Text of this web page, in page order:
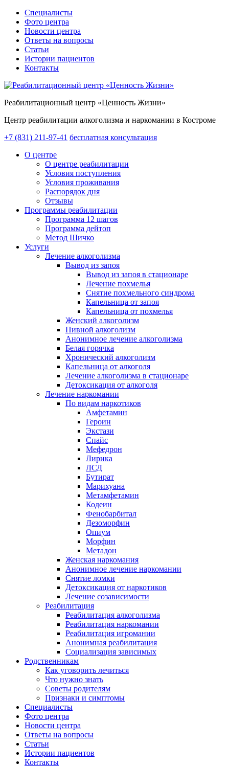
Специалисты
Фото центра
Новости центра
Ответы на вопросы
Статьи
Истории пациентов
Контакты
Реабилитационный центр «Ценность Жизни»
Центр реабилитации алкоголизма и наркомании в Костроме
+7 (831) 211-97-41 бесплатная консультация
О центре
О центре реабилитации
Условия поступления
Условия проживания
Распорядок дня
Отзывы
Программы реабилитации
Программа 12 шагов
Программа дейтоп
Метод Шичко
Услуги
Лечение алкоголизма
Вывод из запоя
Вывод из запоя в стационаре
Лечение похмелья
Снятие похмельного синдрома
Капельница от запоя
Капельница от похмелья
Женский алкоголизм
Пивной алкоголизм
Анонимное лечение алкоголизма
Белая горячка
Хронический алкоголизм
Капельница от алкоголя
Лечение алкоголизма в стационаре
Детоксикация от алкоголя
Лечение наркомании
По видам наркотиков
Амфетамин
Героин
Экстази
Спайс
Мефедрон
Лирика
ЛСД
Бутират
Марихуана
Метамфетамин
Кодеин
Фенобарбитал
Дезоморфин
Опиум
Морфин
Метадон
Женская наркомания
Анонимное лечение наркомании
Снятие ломки
Детоксикация от наркотиков
Лечение созависимости
Реабилитация
Реабилитация алкоголизма
Реабилитация наркомании
Реабилитация игромании
Анонимная реабилитация
Социализация зависимых
Родственникам
Как уговорить лечиться
Что нужно знать
Советы родителям
Признаки и симптомы
Специалисты
Фото центра
Новости центра
Ответы на вопросы
Статьи
Истории пациентов
Контакты